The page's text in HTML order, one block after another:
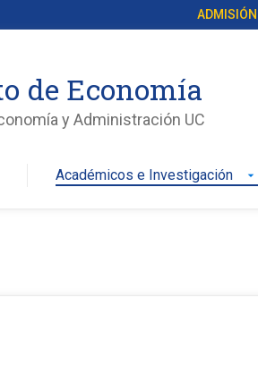
ADMISIÓN
de Economía
y Administración UC
Académicos e Investigación arrow_drop_down